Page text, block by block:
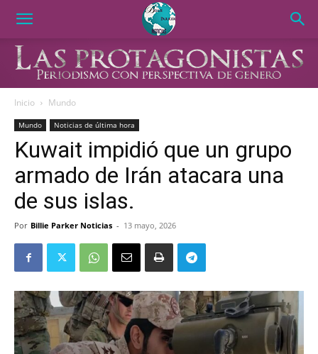
Inicio Mundo
Mundo Noticias de última hora
Kuwait impidió que un grupo
armado de Irán atacara una
de sus islas.
Por Billie Parker Noticias - 13 mayo, 2026